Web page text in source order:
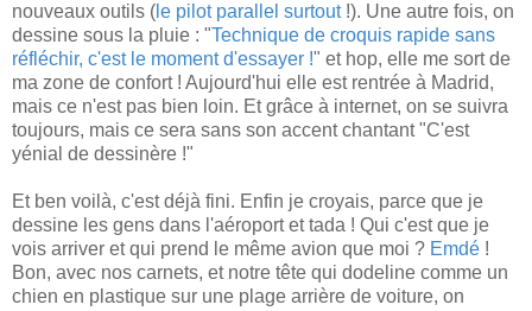
nouveaux outils ( le pilot parallel surtout!). Une autre fois, on
dessine sous la pluie : "Technique de croquis rapide sans
réfléchir, c'est le moment d'essayer !" et hop, elle me sort de
ma zone de confort ! Aujourd'hui elle est rentrée à Madrid,
mais ce n'est pas bien loin. Et grâce à internet, on se suivra
toujours, mais ce sera sans son accent chantant "C'est
yénial de dessinère !"
Et ben voilà, c'est déjà fini. Enfin je croyais, parce que je
dessine les gens dans l'aéroport et tada ! Qui c'est que je
vois arriver et qui prend le même avion que moi ? Emdé !
Bon, avec nos carnets, et notre tête qui dodeline comme un
chien en plastique sur une plage arrière de voiture, on